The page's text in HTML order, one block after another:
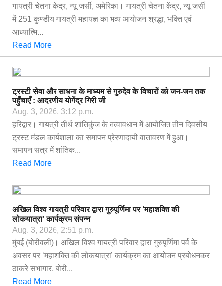
गायत्री चेतना केंद्र, न्यू जर्सी, अमेरिका। गायत्री चेतना केंद्र, न्यू जर्सी
में 251 कुण्डीय गायत्री महायज्ञ का भव्य आयोजन श्रद्धा, भक्ति एवं
आध्यात्मि...
Read More
ट्रस्टी सेवा और साधना के माध्यम से गुरुदेव के विचारों को जन-जन तक
पहुँचाएँ : आदरणीय योगेंद्र गिरी जी
Aug. 3, 2026, 3:12 p.m.
हरिद्वार। गायत्री तीर्थ शांतिकुंज के तत्वावधान में आयोजित तीन दिवसीय
ट्रस्ट मंडल कार्यशाला का समापन प्रेरणादायी वातावरण में हुआ।
समापन सत्र में शांतिक...
Read More
अखिल विश्व गायत्री परिवार द्वारा गुरुपूर्णिमा पर ‘महाशक्ति की
लोकयात्रा’ कार्यक्रम संपन्न
Aug. 3, 2026, 2:51 p.m.
मुंबई (बोरीवली)। अखिल विश्व गायत्री परिवार द्वारा गुरुपूर्णिमा पर्व के
अवसर पर ‘महाशक्ति की लोकयात्रा’ कार्यक्रम का आयोजन प्रबोधनकर
ठाकरे सभागार, बोरी...
Read More